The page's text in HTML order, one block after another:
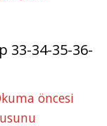
33-34-35-36-
öncesi